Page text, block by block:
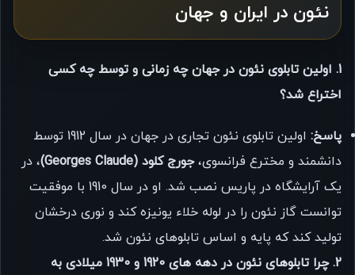
نئون در ایران و جهان
1. اولین تابلوی نئون در جهان چه زمانی و توسط چه کسی
اختراع شد؟
پاسخ:
اولین تابلوی نئون تجاری در جهان در سال 1912 توسط
دانشمند و مخترع فرانسوی،جورج کلود (Georges Claude)
، در
یک آرایشگاه در پاریس نصب شد. او در سال 1910 با موفقیت
توانست گاز نئون را در لوله خلاء یونیزه کند و نوری درخشان
تولید کند که پایه و اساس تابلوهای نئون شد.
2. چرا تابلوهای نئون در دهه های 1920 و 1930 میلادی به